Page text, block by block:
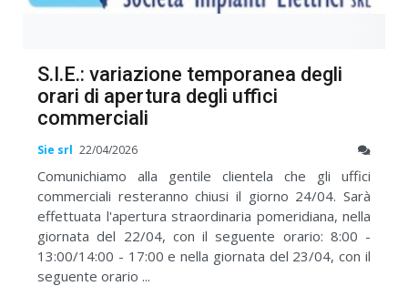
S.I.E.: variazione temporanea degli
orari di apertura degli uffici
commerciali
Sie srl 22/04/2026
Comunichiamo alla gentile clientela che gli uffici
commerciali resteranno chiusi il giorno 24/04. Sarà
effettuata l'apertura straordinaria pomeridiana, nella
giornata del 22/04, con il seguente orario: 8:00 -
13:00/14:00 - 17:00 e nella giornata del 23/04, con il
seguente orario ...